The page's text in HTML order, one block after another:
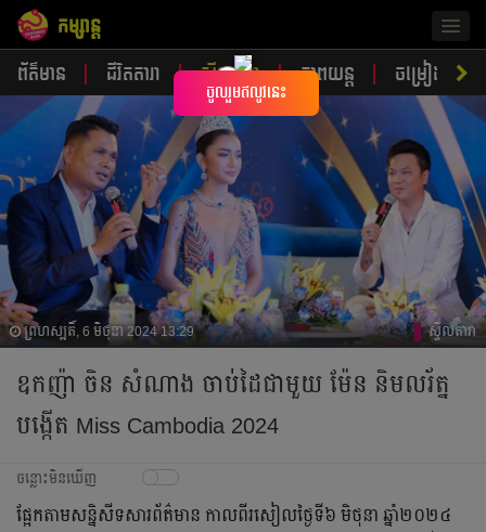
កម្សាន្ត
ព័ត៌មាន ជីវិតតារា ស្ទីលតារា ភាពយន្ត ចម្រៀង
ព្រហស្បតិ៍, 6 មិថុនា 2024 13:29 ស្ទីលតារា
ឧកញ៉ា ចិន សំណាង ចាប់ដៃជាមួយ ម៉ែន និមលរ័ត្ន
បង្កើត Miss Cambodia 2024
ចន្លោះមិនឃើញ
ផ្អែកតាមសន្និសីទសារព័ត៌មាន កាលពីរសៀលថ្ងៃទី៦ មិថុនា ឆ្នាំ២០២៤
×
ចូលរួមឥលូវនេះ